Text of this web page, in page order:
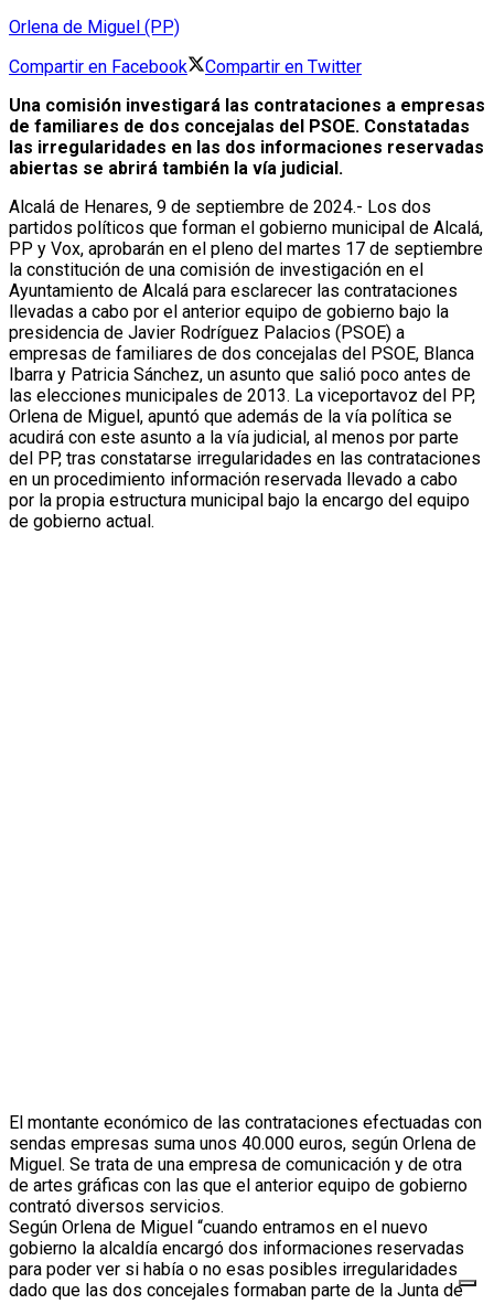
Orlena de Miguel (PP)
Compartir en Facebook
Compartir en Twitter
Una comisión investigará las contrataciones a empresas
de familiares de dos concejalas del PSOE. Constatadas
las irregularidades en las dos informaciones reservadas
abiertas se abrirá también la vía judicial.
Alcalá de Henares, 9 de septiembre de 2024.- Los dos
partidos políticos que forman el gobierno municipal de Alcalá,
PP y Vox, aprobarán en el pleno del martes 17 de septiembre
la constitución de una comisión de investigación en el
Ayuntamiento de Alcalá para esclarecer las contrataciones
llevadas a cabo por el anterior equipo de gobierno bajo la
presidencia de Javier Rodríguez Palacios (PSOE) a
empresas de familiares de dos concejalas del PSOE, Blanca
Ibarra y Patricia Sánchez, un asunto que salió poco antes de
las elecciones municipales de 2013. La viceportavoz del PP,
Orlena de Miguel, apuntó que además de la vía política se
acudirá con este asunto a la vía judicial, al menos por parte
del PP, tras constatarse irregularidades en las contrataciones
en un procedimiento información reservada llevado a cabo
por la propia estructura municipal bajo la encargo del equipo
de gobierno actual.
El montante económico de las contrataciones efectuadas con
sendas empresas suma unos 40.000 euros, según Orlena de
Miguel. Se trata de una empresa de comunicación y de otra
de artes gráficas con las que el anterior equipo de gobierno
contrató diversos servicios.
Según Orlena de Miguel “cuando entramos en el nuevo
gobierno la alcaldía encargó dos informaciones reservadas
para poder ver si había o no esas posibles irregularidades
dado que las dos concejales formaban parte de la Junta de